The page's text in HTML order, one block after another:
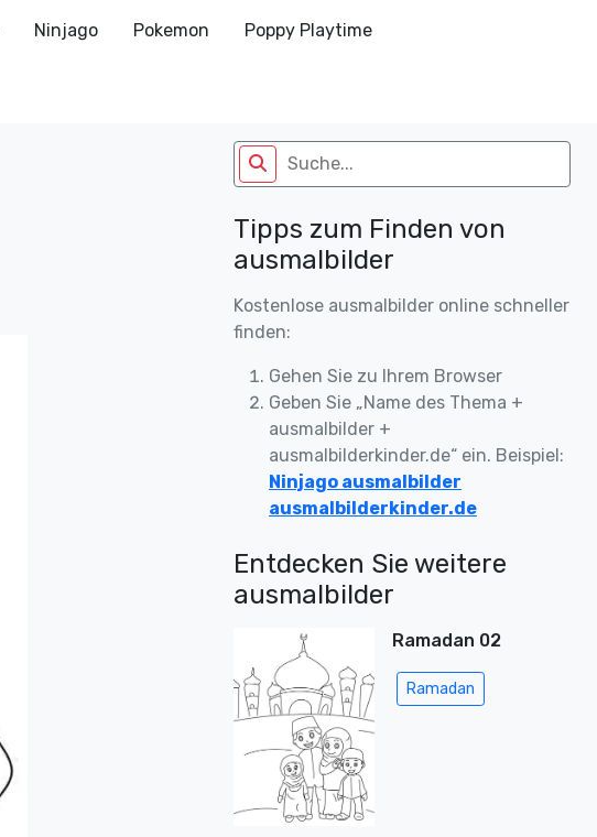
Ninjago Pokemon Poppy Playtime
Tipps zum Finden von
ausmalbilder
Kostenlose ausmalbilder online schneller
finden:
Gehen Sie zu Ihrem Browser
Geben Sie „Name des Thema +
ausmalbilder +
ausmalbilderkinder.de“ ein. Beispiel:
Ninjago ausmalbilder
ausmalbilderkinder.de
Entdecken Sie weitere
ausmalbilder
Ramadan 02
Ramadan